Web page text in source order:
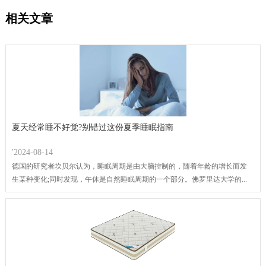
相关文章
夏天经常睡不好觉?别错过这份夏季睡眠指南
'2024-08-14
德国的研究者坎贝尔认为，睡眠周期是由大脑控制的，随着年龄的增长而发
生某种变化;同时发现，午休是自然睡眠周期的一个部分。佛罗里达大学的...